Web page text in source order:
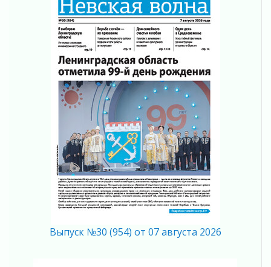
Ладожский мост полностью закроют на два
03 августа 2026
Музеи Ленобласти обновляют пространства
03 августа 2026
Новая площадка: 2027
03 августа 2026
Часть медиков в Ленобласти сможет
рассчитывать на доплату от региона
03 августа 2026
За сутки в Ленинградской области
ликвидировали 10 пожаров
03 августа 2026
Клюква наливается, но в корзинку пока не
просится
Строительные компании Ленобласти
Выпуск №30 (954) от 07 августа 2026